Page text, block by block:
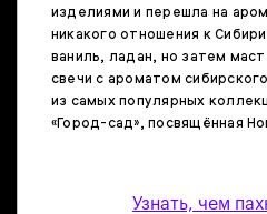
изделиями и перешла на
никакого отношения к
ваниль, ладан, но затем
свечи с ароматом
из самых популярных
«Город-сад», посвящённая
Узнать, чем